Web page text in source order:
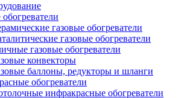
газовые обогреватели
газовые обогреватели
газовые обогреватели
конвекторы
баллоны, редукторы и шланги
обогреватели
инфракрасные обогреватели